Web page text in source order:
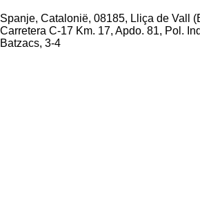
Spanje, Catalonië, 08185, Lliça de Vall
Carretera C-17 Km. 17, Apdo. 81, Pol.
Batzacs, 3-4